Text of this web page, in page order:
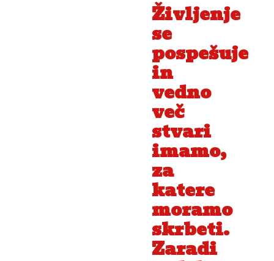
Življenje
se
pospešuje
in
vedno
več
stvari
imamo,
za
katere
moramo
skrbeti.
Zaradi